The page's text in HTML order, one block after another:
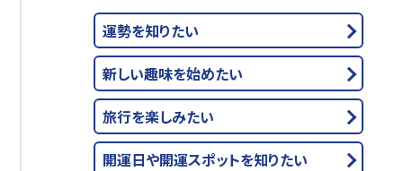
運勢を知りたい
新しい趣味を始めたい
旅行を楽しみたい
開運日や開運スポットを知りたい